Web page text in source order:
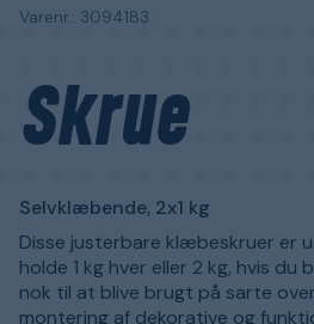
Varenr.: 3094183
Skrue
Selvklæbende, 2x1 kg
Disse justerbare klæbeskruer
holde 1 kg hver eller 2 kg, hvis
nok til at blive brugt på sarte
montering af dekorative og